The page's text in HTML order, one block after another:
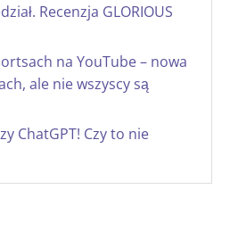
Recenzja GLORIOUS
na YouTube – nowa
ale nie wszyscy są
ChatGPT! Czy to nie